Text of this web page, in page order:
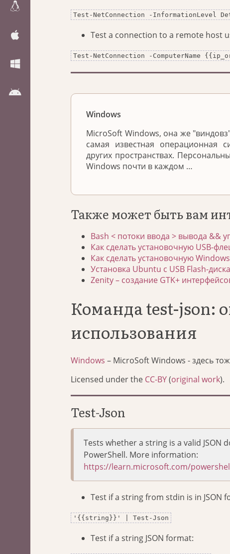
Test-NetConnection -InformationLevel
Test a connection to a remote host
Test-NetConnection -ComputerName
Windows
MicroSoft Windows, она же
самая известная операционная
других пространствах.
Windows почти в каждом …
Также может быть вам
Bash < потоки ввода > вывода &&
Как сделать установочную USB-
Как сделать установочную
Установка Ubuntu с USB Flash-диска
Zenity – создание GTK+
Команда test-json:
использования
Windows – MicroSoft Windows - здесь
Licensed under the CC-BY(original work).
Test-Json
Tests whether a string is a valid
PowerShell. More information:
https://learn.microsoft.com/
Test if a string from stdin is in JSON
'{{string}}' | Test-Json
Test if a string JSON format: